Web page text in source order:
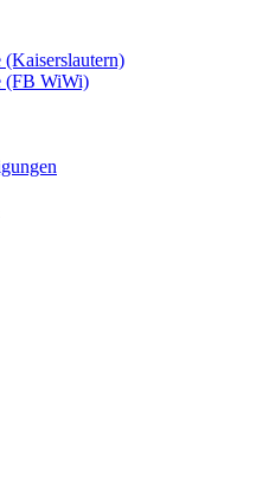
(FB WiWi)